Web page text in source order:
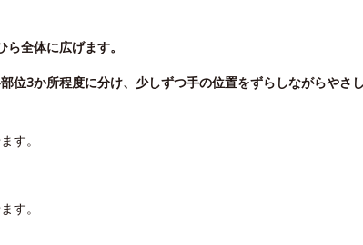
全体に広げます。
位3か所程度に分け、少しずつ手の位置をずらしながらやさ
す。
す。